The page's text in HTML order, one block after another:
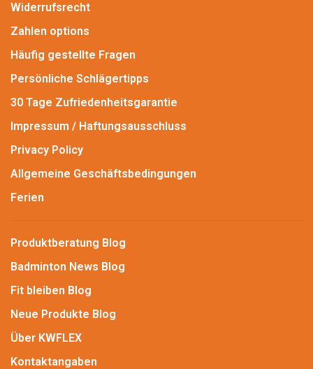
Widerrufsrecht
Zahlen options
Häufig gestellte Fragen
Persönliche Schlägertipps
30 Tage Zufriedenheitsgarantie
Impressum / Haftungsausschluss
Privacy Policy
Allgemeine Geschäftsbedingungen
Ferien
Produktberatung Blog
Badminton News Blog
Fit bleiben Blog
Neue Produkte Blog
Über KWFLEX
Kontaktangaben